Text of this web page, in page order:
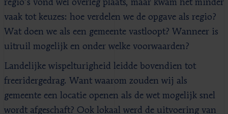
regio’s vond wel overleg plaats, maar kwam het minder
vaak tot keuzes: hoe verdelen we de opgave als regio?
Wat doen we als een gemeente vastloopt? Wanneer is
uitruil mogelijk en onder welke voorwaarden?
Landelijke wispelturigheid leidde bovendien tot
freeridergedrag. Want waarom zouden wij als
gemeente een locatie openen als de wet mogelijk snel
wordt afgeschaft? Ook lokaal werd de uitvoering van